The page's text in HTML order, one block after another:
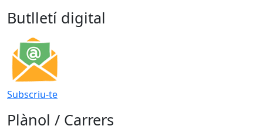
Butlletí digital
Subscriu-te
Plànol / Carrers